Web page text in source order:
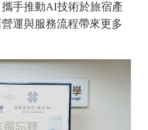
手推動AI技術於旅宿產
運與服務流程帶來更多